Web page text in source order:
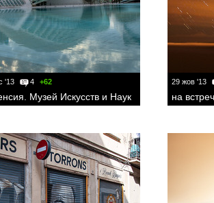
'13 4 +62
Музей Искусств и Наук
29 жов '13
на